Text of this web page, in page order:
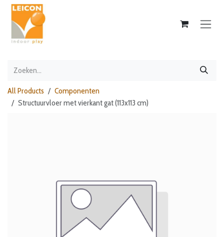
Overslaan naar inhoud
All Products
Componenten
Structuurvloer met vierkant gat (113x113 cm)